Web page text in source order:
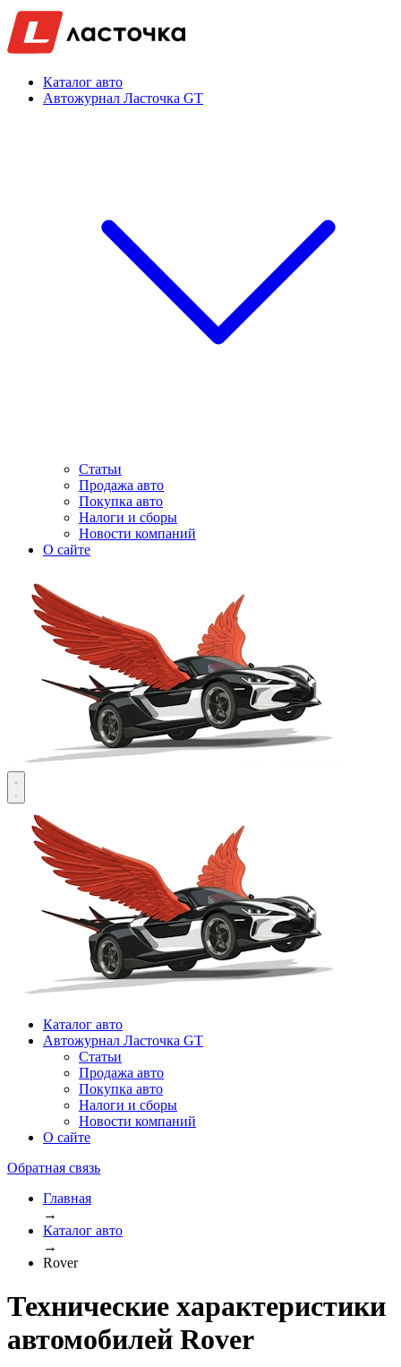
Каталог авто
Автожурнал Ласточка GT
Статьи
Продажа авто
Покупка авто
Налоги и сборы
Новости компаний
О сайте
Каталог авто
Автожурнал Ласточка GT
Статьи
Продажа авто
Покупка авто
Налоги и сборы
Новости компаний
О сайте
Обратная связь
Главная
→
Каталог авто
→
Rover
Технические характеристики
автомобилей Rover